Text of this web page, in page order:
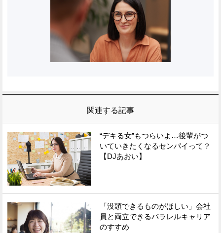
関連する記事
“デキる女”もつらいよ…後輩がつ
いていきたくなるセンパイって？
【DJあおい】
「没頭できるものがほしい」会社
員と両立できるパラレルキャリア
のすすめ